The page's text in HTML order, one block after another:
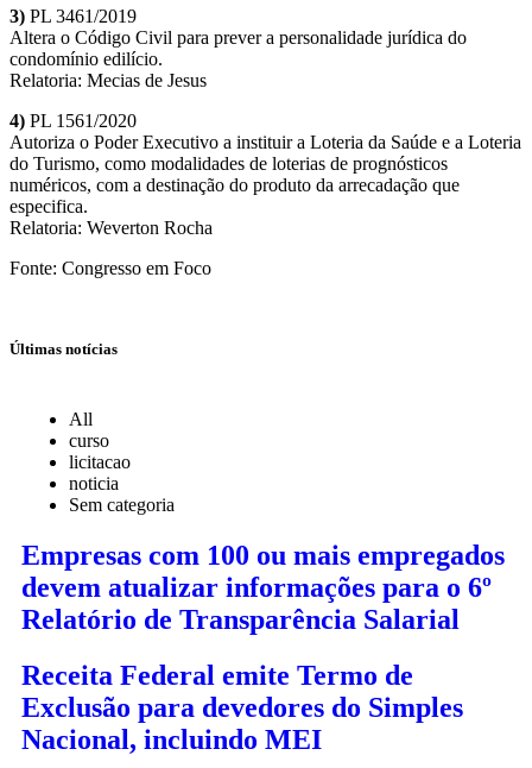
3) PL 3461/2019
Altera o Código Civil para prever a personalidade jurídica do
condomínio edilício.
Relatoria: Mecias de Jesus
4) PL 1561/2020
Autoriza o Poder Executivo a instituir a Loteria da Saúde e a Loteria
do Turismo, como modalidades de loterias de prognósticos
numéricos, com a destinação do produto da arrecadação que
especifica.
Relatoria: Weverton Rocha
Fonte: Congresso em Foco
Últimas notícias
All
curso
licitacao
noticia
Sem categoria
Empresas com 100 ou mais empregados
devem atualizar informações para o 6º
Relatório de Transparência Salarial
Receita Federal emite Termo de
Exclusão para devedores do Simples
Nacional, incluindo MEI